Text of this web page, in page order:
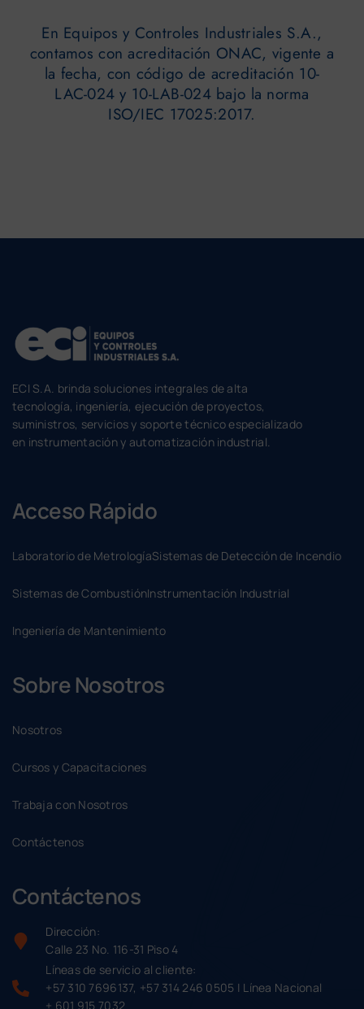
En Equipos y Controles Industriales S.A.,
contamos con acreditación ONAC, vigente a
la fecha, con código de acreditación 10-
LAC-024 y 10-LAB-024 bajo la norma
ISO/IEC 17025:2017.
ECI S.A. brinda soluciones integrales de alta
tecnología, ingeniería, ejecución de proyectos,
suministros, servicios y soporte técnico especializado
en instrumentación y automatización industrial.
Acceso Rápido
Laboratorio de MetrologíaSistemas de Detección de Incendio
Sistemas de CombustiónInstrumentación Industrial
Ingeniería de Mantenimiento
Sobre Nosotros
Nosotros
Cursos y Capacitaciones
Trabaja con Nosotros
Contáctenos
Contáctenos
Dirección:
Calle 23 No. 116-31 Piso 4
Líneas de servicio al cliente:
+57 310 7696137, +57 314 246 0505 | Línea Nacional
+ 601 915 7032